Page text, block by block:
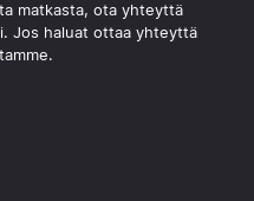
matkasta, ota yhteyttä
Jos haluat ottaa yhteyttä